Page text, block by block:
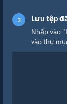
Lưu tệp
Nhấp vào
vào thư